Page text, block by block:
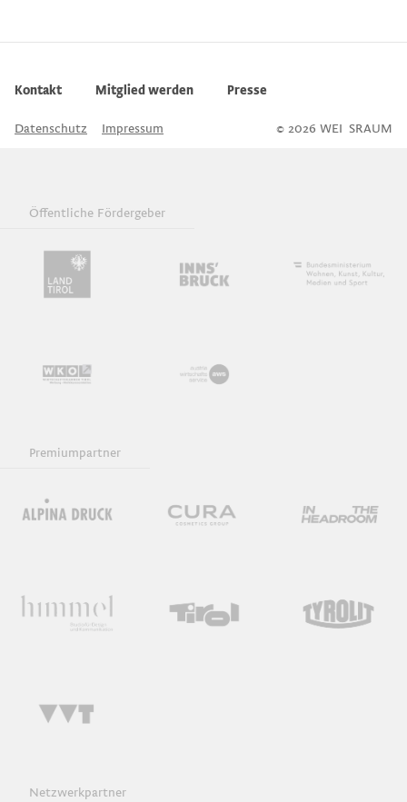
Kontakt Mitglied werden Presse
Datenschutz Impressum © 2026 WEI SRAUM
Öffentliche Fördergeber
Premiumpartner
Netzwerkpartner